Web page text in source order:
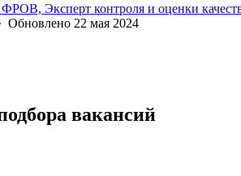
Эксперт контроля и оценки
Обновлено 22 мая 2024
вакансий